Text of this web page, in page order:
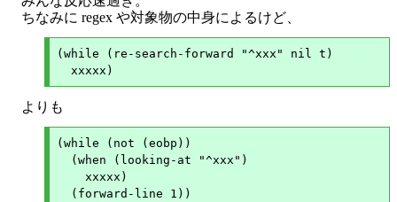
ちなみに regex や対象物の中身によるけど、
(while (re-search-forward "^xxx" nil t)
よりも
(while (not (eobp))
  (when (looking-at "^xxx")
    xxxxx)